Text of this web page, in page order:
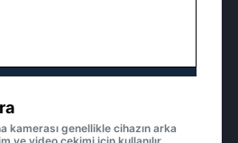
kamerası genellikle cihazın arka